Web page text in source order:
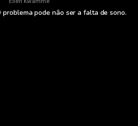
problema pode não ser a falta de sono.